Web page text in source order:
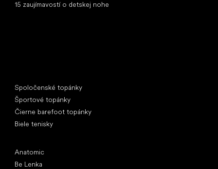
15 zaujímavostí o detskej nohe
Spoločenské topánky
Športové topánky
Čierne barefoot topánky
Biele tenisky
Anatomic
Be Lenka